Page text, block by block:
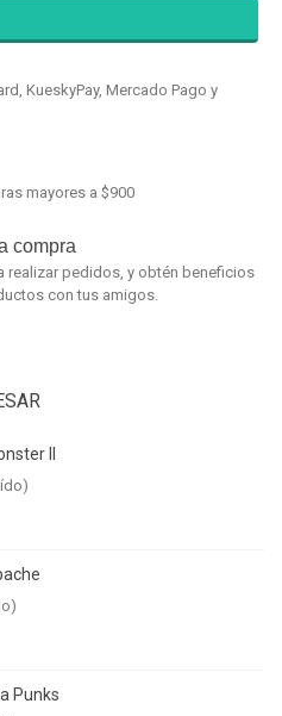
KueskyPay, Mercado Pago y
mayores a $900
compra
realizar pedidos, y obtén beneficios
con tus amigos.
II
Punks